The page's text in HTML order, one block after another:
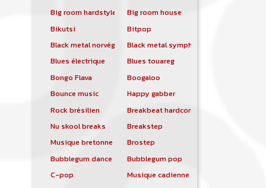
Big room hardstyle
Big room house
Bikutsi
Bitpop
Black metal norvégien
Black metal symphonique
Blues électrique
Blues touareg
Bongo Flava
Boogaloo
Bounce music
Happy gabber
Rock brésilien
Breakbeat hardcore
Nu skool breaks
Breakstep
Musique bretonne
Brostep
Bubblegum dance
Bubblegum pop
C-pop
Musique cadienne